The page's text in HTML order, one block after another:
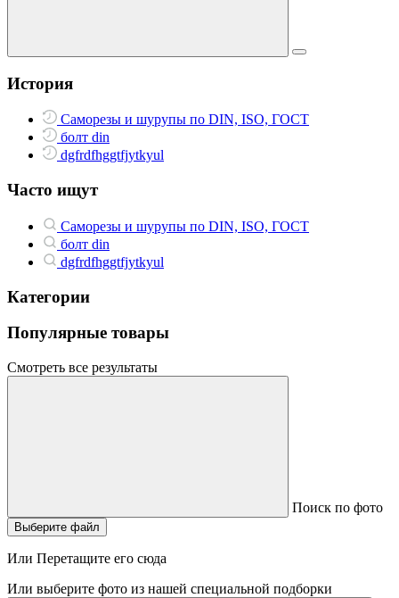
История
Саморезы и шурупы по DIN, ISO, ГОСТ
болт din
dgfrdfhggtfjytkyul
Часто ищут
Саморезы и шурупы по DIN, ISO, ГОСТ
болт din
dgfrdfhggtfjytkyul
Категории
Популярные товары
Смотреть все результаты
Поиск по фото
Выберите файл
Или Перетащите его сюда
Или выберите фото из нашей специальной подборки